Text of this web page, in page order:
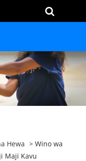
Hewa > Wino wa
Maji Kavu